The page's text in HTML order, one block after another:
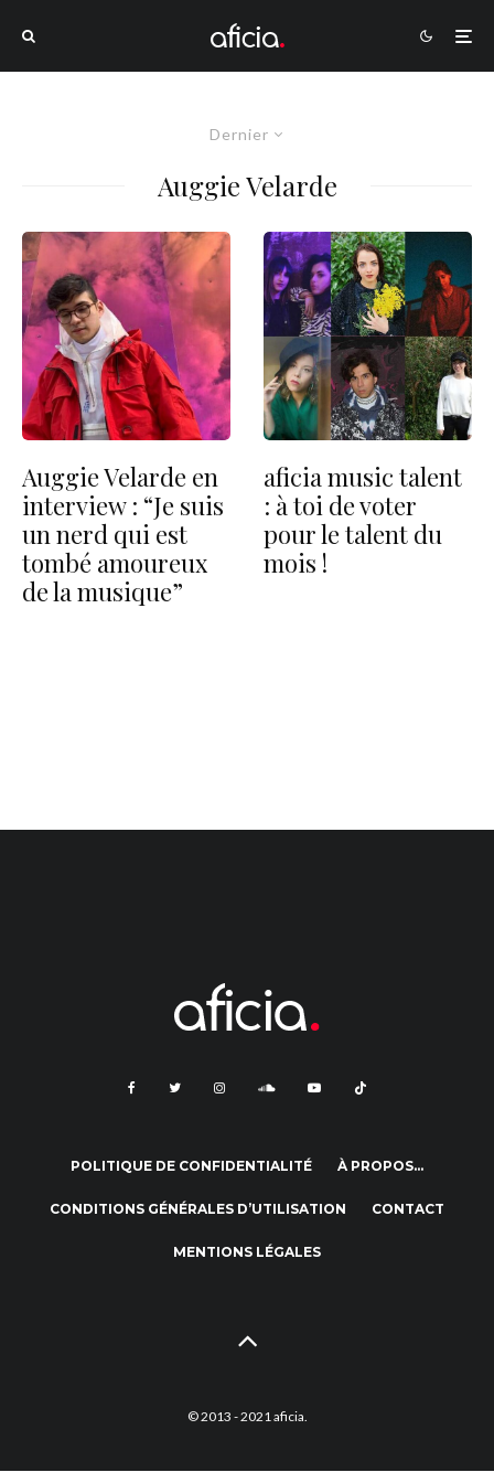
Dernier
Auggie Velarde
Auggie Velarde en
interview : “Je suis
un nerd qui est
tombé amoureux
de la musique”
aficia music talent
: à toi de voter
pour le talent du
mois !
POLITIQUE DE CONFIDENTIALITÉ À PROPOS…
CONDITIONS GÉNÉRALES D’UTILISATION CONTACT
MENTIONS LÉGALES
© 2013 - 2021 aficia.